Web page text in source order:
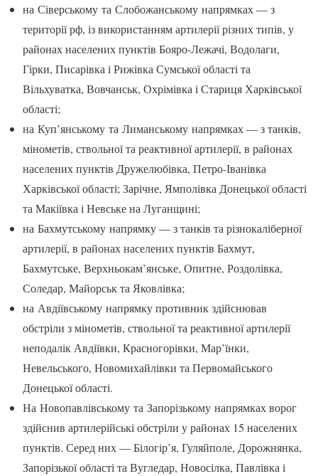
на Сіверському та Слобожанському напрямках — з
території рф, із використанням артилерії різних типів, у
районах населених пунктів Бояро-Лежачі, Водолаги,
Гірки, Писарівка і Рижівка Сумської області та
Вільхуватка, Вовчанськ, Охрімівка і Стариця Харківської
області;
на Куп’янському та Лиманському напрямках — з танків,
мінометів, ствольної та реактивної артилерії, в районах
населених пунктів Дружелюбівка, Петро-Іванівка
Харківської області; Зарічне, Ямполівка Донецької області
та Макіївка і Невське на Луганщині;
на Бахмутському напрямку — з танків та різнокаліберної
артилерії, в районах населених пунктів Бахмут,
Бахмутське, Верхньокам’янське, Опитне, Роздолівка,
Соледар, Майорськ та Яковлівка;
на Авдіївському напрямку противник здійснював
обстріли з мінометів, ствольної та реактивної артилерії
неподалік Авдіївки, Красногорівки, Мар’їнки,
Невельського, Новомихайлівки та Первомайського
Донецької області.
На Новопавлівському та Запорізькому напрямках ворог
здійснив артилерійські обстріли у районах 15 населених
пунктів. Серед них — Білогір’я, Гуляйполе, Дорожнянка,
Запорізької області та Вугледар, Новосілка, Павлівка і